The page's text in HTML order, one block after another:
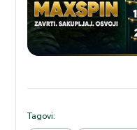
Tagovi: